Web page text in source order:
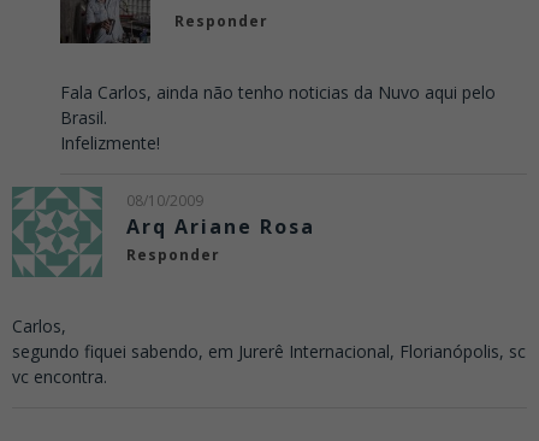
Responder
Fala Carlos, ainda não tenho noticias da Nuvo aqui pelo
Brasil.
Infelizmente!
08/10/2009
Arq Ariane Rosa
Responder
Carlos,
segundo fiquei sabendo, em Jurerê Internacional, Florianópolis, sc
vc encontra.